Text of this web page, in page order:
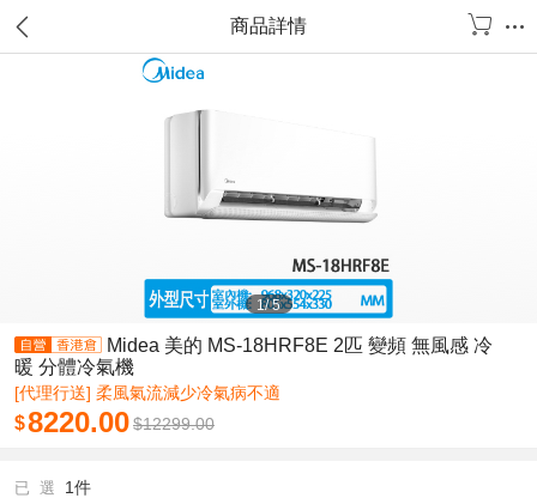
商品詳情
1/5
Midea 美的 MS-18HRF8E 2匹 變頻 無風感 冷
暖 分體冷氣機
[代理行送] 柔風氣流減少冷氣病不適
$8220.00$12299.00
已 選 1件